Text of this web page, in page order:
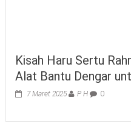
Kisah Haru Sertu
Alat Bantu Dengar
7 Maret 2025 P H 0